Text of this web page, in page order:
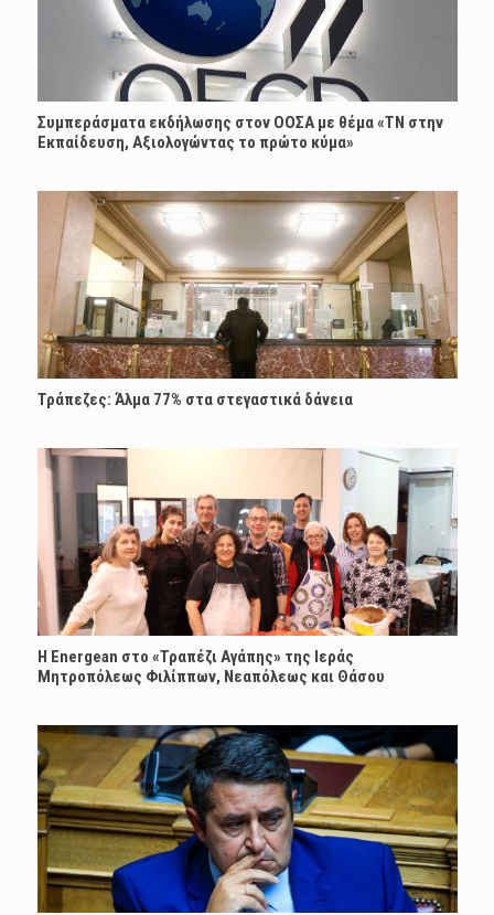
Συμπεράσματα εκδήλωσης στον ΟΟΣΑ με θέμα «ΤΝ στην
Εκπαίδευση, Αξιολογώντας το πρώτο κύμα»
Τράπεζες: Άλμα 77% στα στεγαστικά δάνεια
H Energean στο «Τραπέζι Αγάπης» της Ιεράς
Μητροπόλεως Φιλίππων, Νεαπόλεως και Θάσου